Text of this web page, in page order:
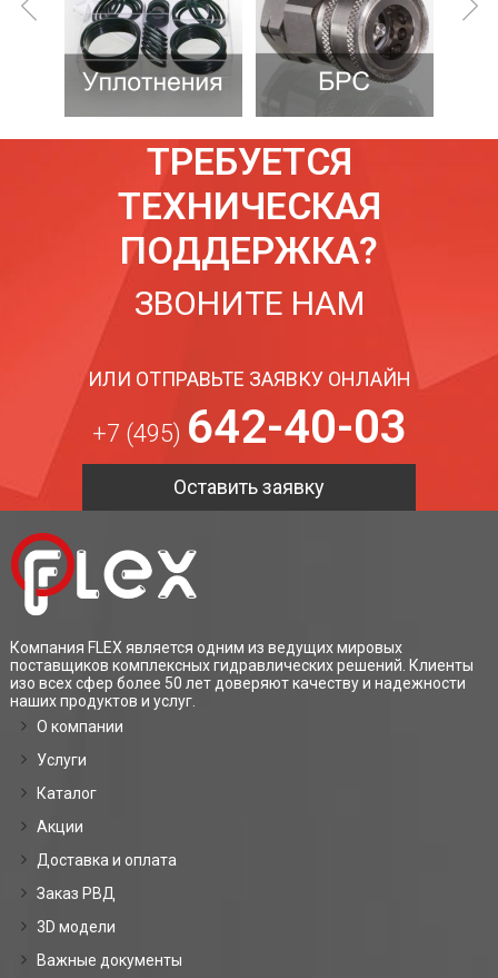
ТРЕБУЕТСЯ
ТЕХНИЧЕСКАЯ
ПОДДЕРЖКА?
ЗВОНИТЕ НАМ
ИЛИ ОТПРАВЬТЕ ЗАЯВКУ ОНЛАЙН
+7 (495) 642-40-03
Оставить заявку
Компания FLEX является одним из ведущих мировых
поставщиков комплексных гидравлических решений. Клиенты
изо всех сфер более 50 лет доверяют качеству и надежности
наших продуктов и услуг.
О компании
Услуги
Каталог
Акции
Доставка и оплата
Заказ РВД
3D модели
Важные документы